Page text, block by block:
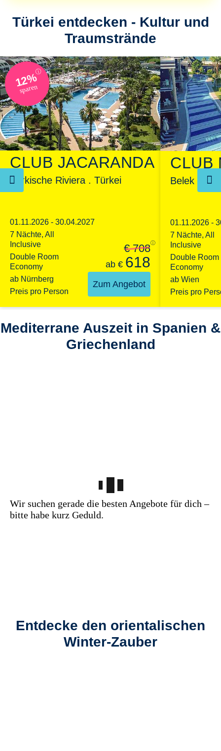
Türkei entdecken - Kultur und
Traumstrände
CLUB JACARANDA
Türkische Riviera . Türkei
01.11.2026 - 30.04.2027
7 Nächte, All
Inclusive
Double Room
Economy
ab Nürnberg
Preis pro Person
ⓘ
€ 708
ab € 618
Zum Angebot
12%ⓘ
sparen
CLUB
Belek .
01.11.2026 -
7 Nächte, All
Inclusive
Double Room
Economy
ab Wien
Preis pro
Mediterrane Auszeit in Spanien &
Griechenland
Wir suchen gerade die besten Angebote für dich –
bitte habe kurz Geduld.
Entdecke den orientalischen
Winter-Zauber